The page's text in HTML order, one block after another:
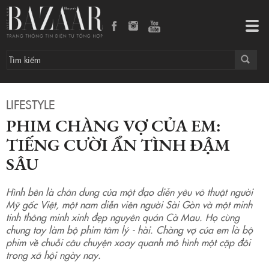
LIFESTYLE
PHIM CHÀNG VỢ CỦA EM:
TIẾNG CƯỜI ẨN TÌNH ĐẬM
SÂU
Hình bên là chân dung của một đạo diễn yêu võ thuật người
Mỹ gốc Việt, một nam diễn viên người Sài Gòn và một minh
tinh thông minh xinh đẹp nguyên quán Cà Mau. Họ cùng
chung tay làm bộ phim tâm lý - hài. Chàng vợ của em là bộ
phim về chuỗi câu chuyện xoay quanh mô hình một cặp đôi
trong xã hội ngày nay.
Phim Chàng vợ của em: Tiếng cười ẩn tình đậm sâu